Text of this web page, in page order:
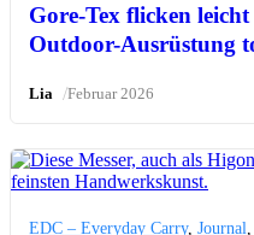
Gore-Tex flicken
Outdoor-Ausrüstung
Lia /Februar 2026
EDC – Everyday Carry, Journal